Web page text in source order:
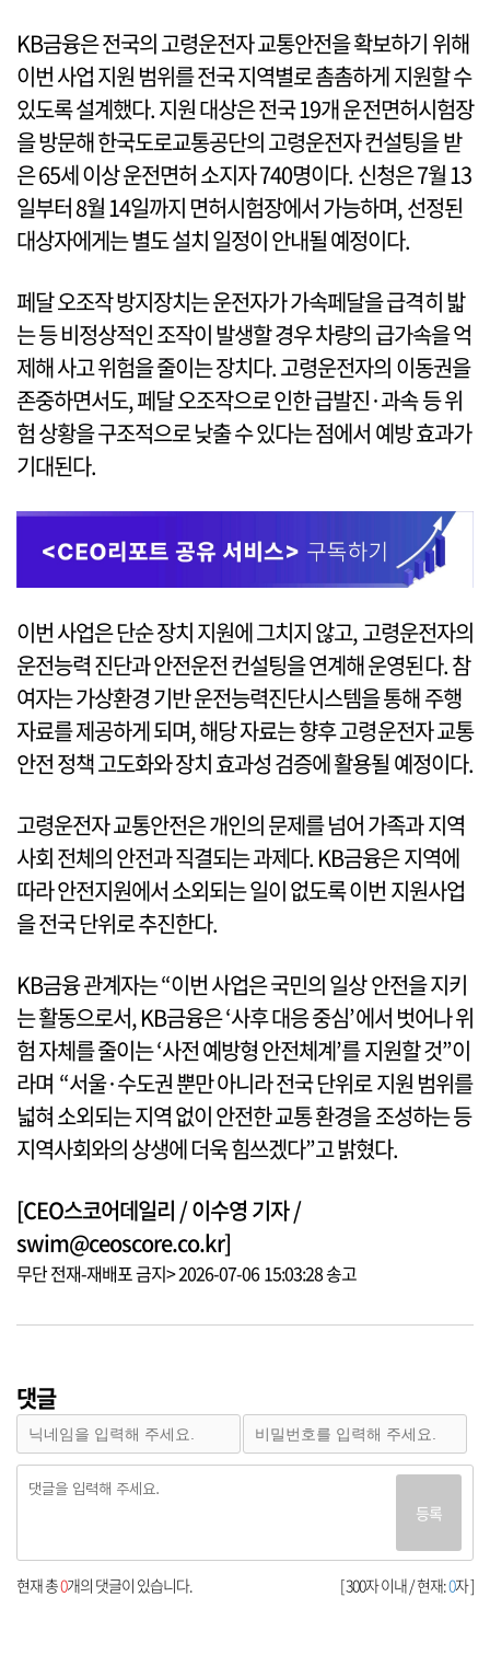
KB금융은 전국의 고령운전자 교통안전을 확보하기 위해
이번 사업 지원 범위를 전국 지역별로 촘촘하게 지원할 수
있도록 설계했다. 지원 대상은 전국 19개 운전면허시험장
을 방문해 한국도로교통공단의 고령운전자 컨설팅을 받
은 65세 이상 운전면허 소지자 740명이다. 신청은 7월 13
일부터 8월 14일까지 면허시험장에서 가능하며, 선정된
대상자에게는 별도 설치 일정이 안내될 예정이다.
페달 오조작 방지장치는 운전자가 가속페달을 급격히 밟
는 등 비정상적인 조작이 발생할 경우 차량의 급가속을 억
제해 사고 위험을 줄이는 장치다. 고령운전자의 이동권을
존중하면서도, 페달 오조작으로 인한 급발진·과속 등 위
험 상황을 구조적으로 낮출 수 있다는 점에서 예방 효과가
기대된다.
이번 사업은 단순 장치 지원에 그치지 않고, 고령운전자의
운전능력 진단과 안전운전 컨설팅을 연계해 운영된다. 참
여자는 가상환경 기반 운전능력진단시스템을 통해 주행
자료를 제공하게 되며, 해당 자료는 향후 고령운전자 교통
안전 정책 고도화와 장치 효과성 검증에 활용될 예정이다.
고령운전자 교통안전은 개인의 문제를 넘어 가족과 지역
사회 전체의 안전과 직결되는 과제다. KB금융은 지역에
따라 안전지원에서 소외되는 일이 없도록 이번 지원사업
을 전국 단위로 추진한다.
KB금융 관계자는 “이번 사업은 국민의 일상 안전을 지키
는 활동으로서, KB금융은 ‘사후 대응 중심’에서 벗어나 위
험 자체를 줄이는 ‘사전 예방형 안전체계’를 지원할 것”이
라며 “서울·수도권 뿐만 아니라 전국 단위로 지원 범위를
넓혀 소외되는 지역 없이 안전한 교통 환경을 조성하는 등
지역사회와의 상생에 더욱 힘쓰겠다”고 밝혔다.
[CEO스코어데일리 / 이수영 기자 /
swim@ceoscore.co.kr]
무단 전재-재배포 금지> 2026-07-06 15:03:28 송고
댓글
등록
[ 300자 이내 / 현재:0자 ]
현재 총0개의 댓글이 있습니다.